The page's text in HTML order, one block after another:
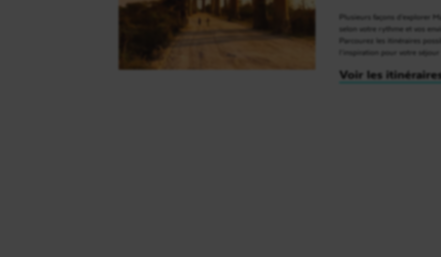
Plusieurs façons d’explorer
selon votre rythme et vos
Parcourez les itinéraires
l’inspiration pour votre séjour
Voir les